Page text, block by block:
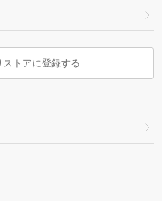
ストアに登録する